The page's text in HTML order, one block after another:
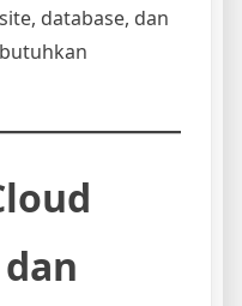
database, dan